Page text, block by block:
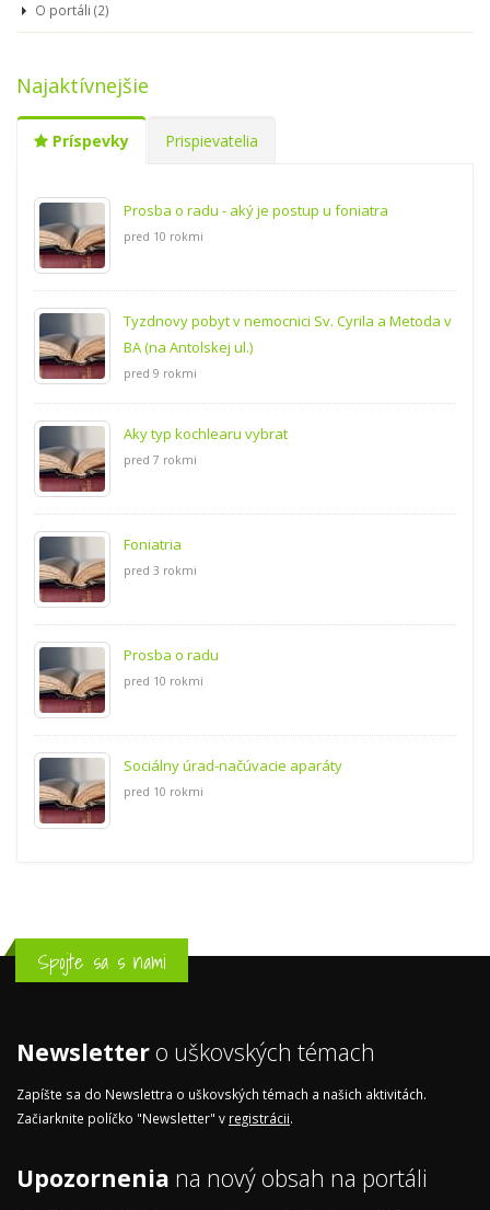
O portáli (2)
Najaktívnejšie
Príspevky Prispievatelia
Prosba o radu - aký je postup u foniatra
pred 10 rokmi
Tyzdnovy pobyt v nemocnici Sv. Cyrila a Metoda v
BA (na Antolskej ul.)
pred 9 rokmi
Aky typ kochlearu vybrat
pred 7 rokmi
Foniatria
pred 3 rokmi
Prosba o radu
pred 10 rokmi
Sociálny úrad-načúvacie aparáty
pred 10 rokmi
Spojte sa s nami
Newsletter o uškovských témach
Zapíšte sa do Newslettra o uškovských témach a našich aktivitách.
Začiarknite políčko "Newsletter" v registrácii.
Upozornenia na nový obsah na portáli